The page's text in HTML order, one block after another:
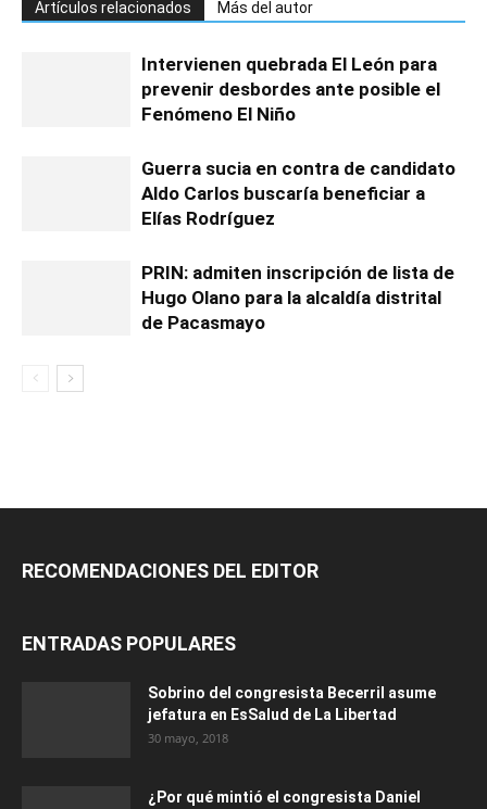
Artículos relacionados Más del autor
Intervienen quebrada El León para
prevenir desbordes ante posible el
Fenómeno El Niño
Guerra sucia en contra de candidato
Aldo Carlos buscaría beneficiar a
Elías Rodríguez
PRIN: admiten inscripción de lista de
Hugo Olano para la alcaldía distrital
de Pacasmayo
RECOMENDACIONES DEL EDITOR
ENTRADAS POPULARES
Sobrino del congresista Becerril asume
jefatura en EsSalud de La Libertad
30 mayo, 2018
¿Por qué mintió el congresista Daniel